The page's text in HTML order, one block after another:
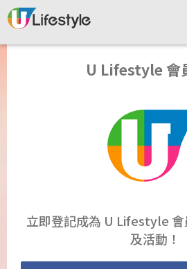
U Lifestyle 會
立即登記成為 U Lifestyle
及活動！